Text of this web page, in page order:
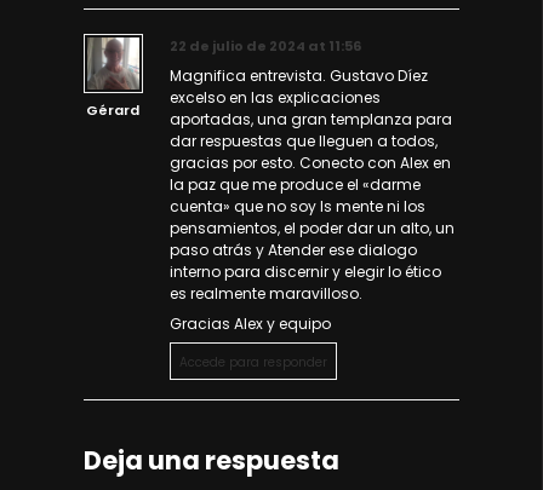
Gérard
22 de julio de 2024 at 11:56
Magnifica entrevista. Gustavo Díez
excelso en las explicaciones
aportadas, una gran templanza para
dar respuestas que lleguen a todos,
gracias por esto. Conecto con Alex en
la paz que me produce el «darme
cuenta» que no soy ls mente ni los
pensamientos, el poder dar un alto, un
paso atrás y Atender ese dialogo
interno para discernir y elegir lo ético
es realmente maravilloso.
Gracias Alex y equipo
Accede para responder
Deja una respuesta